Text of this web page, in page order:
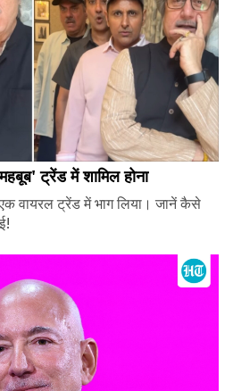
ट्रेंड में शामिल होना
वायरल ट्रेंड में भाग लिया। जानें कैसे